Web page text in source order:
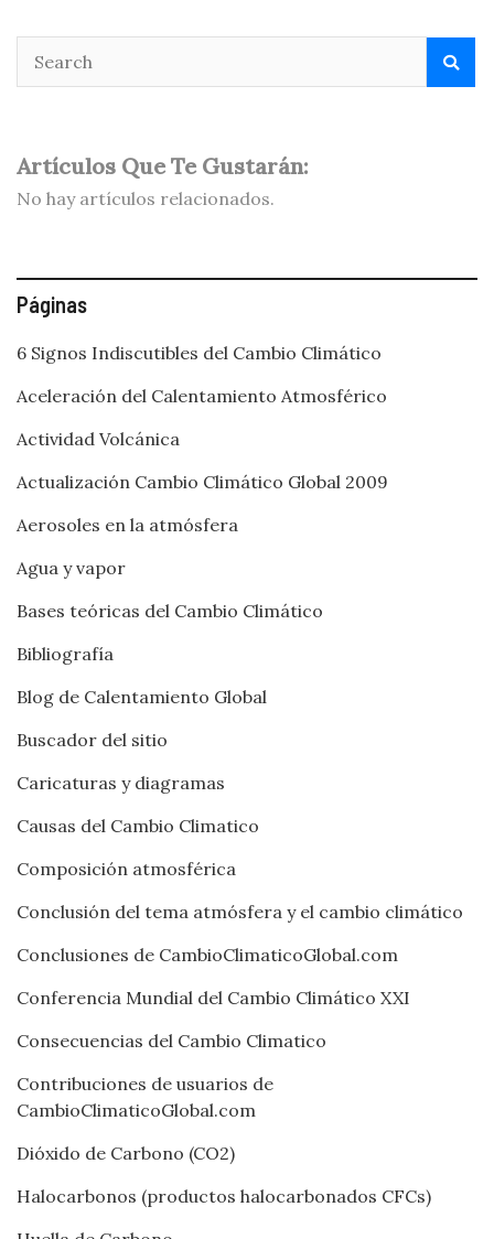
Artículos Que Te Gustarán:
No hay artículos relacionados.
Páginas
6 Signos Indiscutibles del Cambio Climático
Aceleración del Calentamiento Atmosférico
Actividad Volcánica
Actualización Cambio Climático Global 2009
Aerosoles en la atmósfera
Agua y vapor
Bases teóricas del Cambio Climático
Bibliografía
Blog de Calentamiento Global
Buscador del sitio
Caricaturas y diagramas
Causas del Cambio Climatico
Composición atmosférica
Conclusión del tema atmósfera y el cambio climático
Conclusiones de CambioClimaticoGlobal.com
Conferencia Mundial del Cambio Climático XXI
Consecuencias del Cambio Climatico
Contribuciones de usuarios de
CambioClimaticoGlobal.com
Dióxido de Carbono (CO2)
Halocarbonos (productos halocarbonados CFCs)